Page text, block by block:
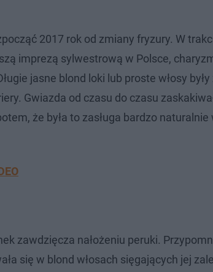
2017 rok od zmiany fryzury. W
imprezą sylwestrową w Polsce,
jasne blond loki lub proste włosy
Gwiazda od czasu do czasu
że była to zasługa bardzo
zawdzięcza nałożeniu peruki.
się w blond włosach sięgających jej